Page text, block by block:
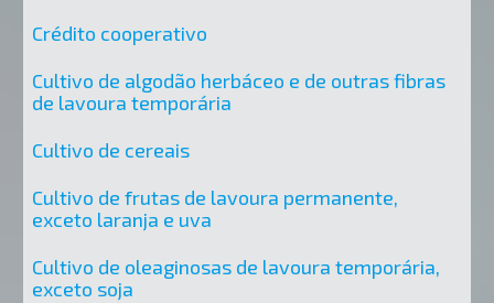
Crédito cooperativo
Cultivo de algodão herbáceo e de outras fibras
de lavoura temporária
Cultivo de cereais
Cultivo de frutas de lavoura permanente,
exceto laranja e uva
Cultivo de oleaginosas de lavoura temporária,
exceto soja